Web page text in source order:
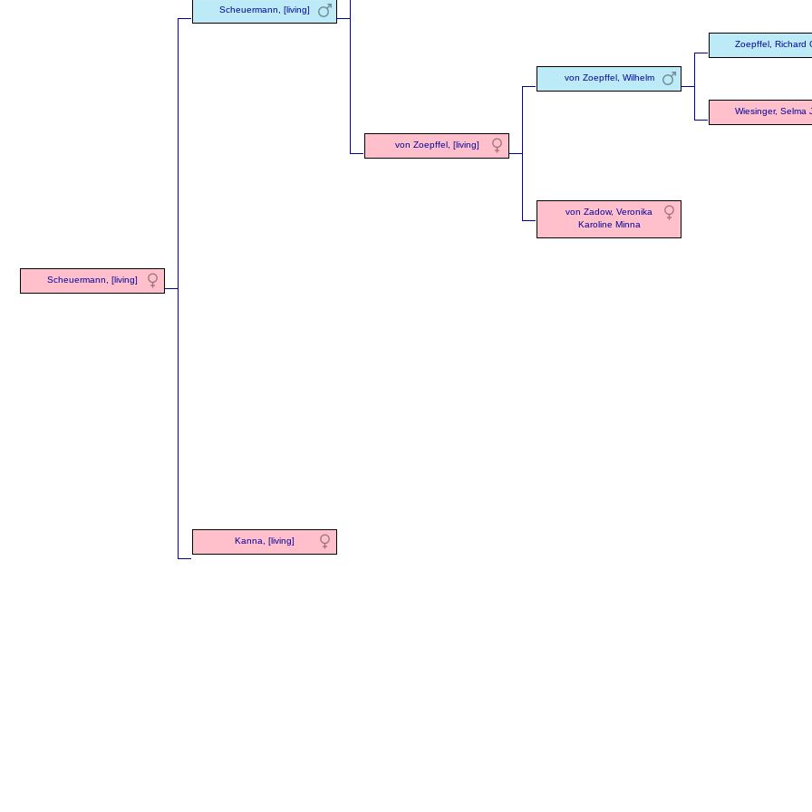
Scheuermann, [living]
Scheuermann, [living]
von Zoepffel, [living]
von Zoepffel, Wilhelm
Zoepffel, Richard
Wiesinger, Selma
von Zadow, Veronika
Karoline Minna
Kanna, [living]